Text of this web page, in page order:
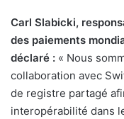
Carl Slabicki,
des paiements
déclaré : « Nous
collaboration avec
de registre partagé
interopérabilité dans